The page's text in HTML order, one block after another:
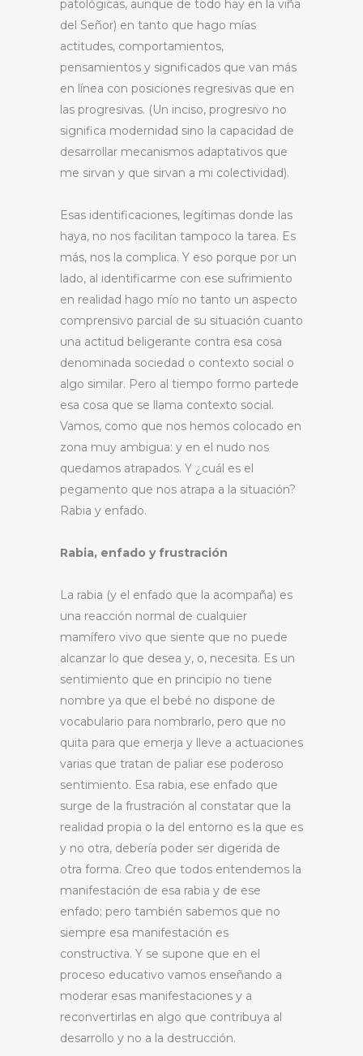
patológicas, aunque de todo hay en la viña
del Señor) en tanto que hago mías
actitudes, comportamientos,
pensamientos y significados que van más
en línea con posiciones regresivas que en
las progresivas. (Un inciso, progresivo no
significa modernidad sino la capacidad de
desarrollar mecanismos adaptativos que
me sirvan y que sirvan a mi colectividad).
Esas identificaciones, legítimas donde las
haya, no nos facilitan tampoco la tarea. Es
más, nos la complica. Y eso porque por un
lado, al identificarme con ese sufrimiento
en realidad hago mío no tanto un aspecto
comprensivo parcial de su situación cuanto
una actitud beligerante contra esa cosa
denominada sociedad o contexto social o
algo similar. Pero al tiempo formo partede
esa cosa que se llama contexto social.
Vamos, como que nos hemos colocado en
zona muy ambigua: y en el nudo nos
quedamos atrapados. Y ¿cuál es el
pegamento que nos atrapa a la situación?
Rabia y enfado.
Rabia, enfado y frustración
La rabia (y el enfado que la acompaña) es
una reacción normal de cualquier
mamífero vivo que siente que no puede
alcanzar lo que desea y, o, necesita. Es un
sentimiento que en principio no tiene
nombre ya que el bebé no dispone de
vocabulario para nombrarlo, pero que no
quita para que emerja y lleve a actuaciones
varias que tratan de paliar ese poderoso
sentimiento. Esa rabia, ese enfado que
surge de la frustración al constatar que la
realidad propia o la del entorno es la que es
y no otra, debería poder ser digerida de
otra forma. Creo que todos entendemos la
manifestación de esa rabia y de ese
enfado; pero también sabemos que no
siempre esa manifestación es
constructiva. Y se supone que en el
proceso educativo vamos enseñando a
moderar esas manifestaciones y a
reconvertirlas en algo que contribuya al
desarrollo y no a la destrucción.